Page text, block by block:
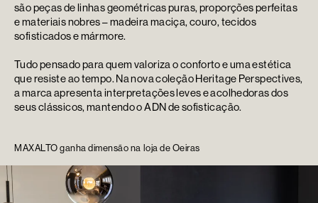
são peças de linhas geométricas puras, proporções perfeitas
e materiais nobres – madeira maciça, couro, tecidos
sofisticados e mármore.
Tudo pensado para quem valoriza o conforto e uma estética
que resiste ao tempo. Na nova coleção Heritage Perspectives,
a marca apresenta interpretações leves e acolhedoras dos
seus clássicos, mantendo o ADN de sofisticação.
MAXALTO ganha dimensão na loja de Oeiras